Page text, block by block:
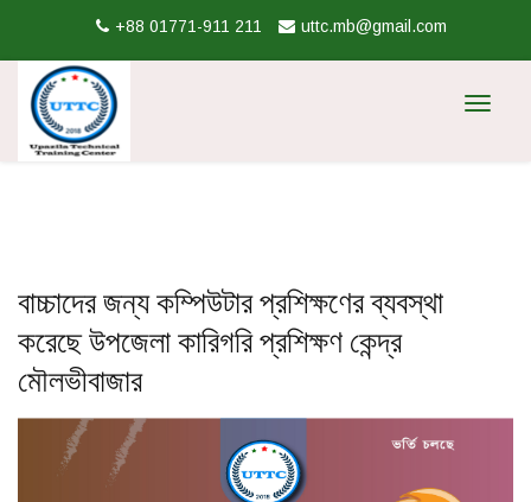
+88 01771-911 211 uttc.mb@gmail.com
Toggle
বাচ্চাদের জন্য কম্পিউটার প্রশিক্ষণের ব্যবস্থা
করেছে উপজেলা কারিগরি প্রশিক্ষণ কেন্দ্র
মৌলভীবাজার